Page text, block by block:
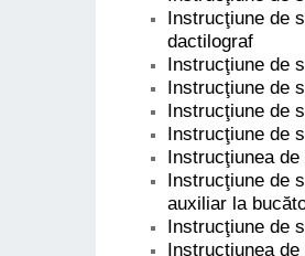
Instrucţiune de
dactilograf
Instrucţiune de
Instrucţiune de
Instrucţiune de
Instrucţiune de
Instrucţiunea
Instrucţiune de
auxiliar la
Instrucţiune de
Instrucţiunea